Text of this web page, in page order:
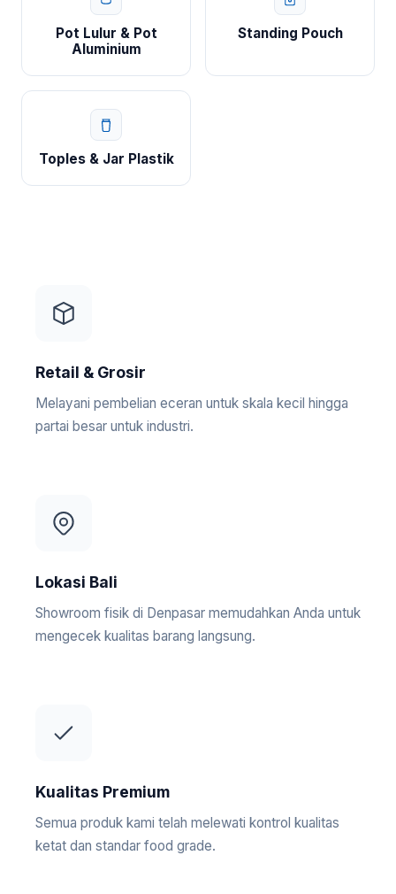
Pot Lulur & Pot
Aluminium
Standing Pouch
Toples & Jar Plastik
Retail & Grosir
Melayani pembelian eceran untuk skala kecil hingga
partai besar untuk industri.
Lokasi Bali
Showroom fisik di Denpasar memudahkan Anda untuk
mengecek kualitas barang langsung.
Kualitas Premium
Semua produk kami telah melewati kontrol kualitas
ketat dan standar food grade.